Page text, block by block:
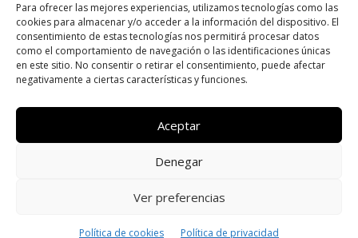
Para ofrecer las mejores experiencias, utilizamos tecnologías como las
cookies para almacenar y/o acceder a la información del dispositivo. El
consentimiento de estas tecnologías nos permitirá procesar datos
como el comportamiento de navegación o las identificaciones únicas
en este sitio. No consentir o retirar el consentimiento, puede afectar
negativamente a ciertas características y funciones.
Aceptar
Denegar
Ver preferencias
Política de cookies Política de privacidad
transacciones bursátiles.
SÍGUENOS
SITEMAP POLÍTICA DE COOKIES (UE)
www.binarias.org